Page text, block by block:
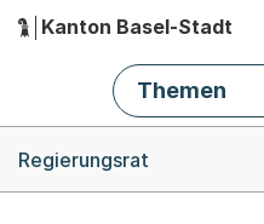
Hauptnavigation
Kanton Basel-Stadt
Themen
Regierungsrat